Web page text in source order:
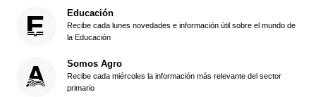
Educación
Recibe cada lunes novedades e información útil sobre el mundo de
la Educación
Somos Agro
Recibe cada miércoles la información más relevante del sector
primario